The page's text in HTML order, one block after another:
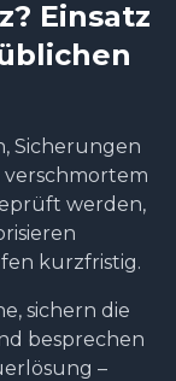
Einsatz
Sicherungen
werden,
kurzfristig.
sichern die
besprechen
–